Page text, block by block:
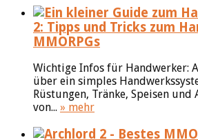
2: Tipps und Tricks zum
MMORPGs
Wichtige Infos für Handwerker:
über ein simples
Rüstungen, Tränke, Speisen und
von... » mehr